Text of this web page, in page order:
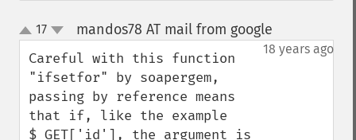
up
down
17 mandos78 AT mail from google
18 years ago
Careful with this function
"ifsetfor" by soapergem,
passing by reference means
that if, like the example
$_GET['id'], the argument is